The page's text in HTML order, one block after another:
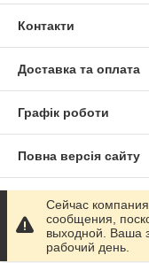
Контакти
Доставка та оплата
Графік роботи
Повна версія сайту
Сайт створено на
Політика
Сейчас
сообщения,
выходной. Ваша
рабочий день.